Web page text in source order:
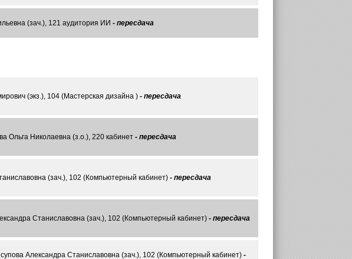
(зач.), 121 аудитория ИИ - пересдача
(экз.), 104 (Мастерская дизайна ) - пересдача
Ольга Николаевна (з.о.), 220 кабинет- пересдача
(зач.), 102 (Компьютерный кабинет) - пересдача
Станиславовна (зач.), 102 (Компьютерный кабинет)- пересдача
Александра Станиславовна (зач.), 102 (Компьютерный кабинет) -